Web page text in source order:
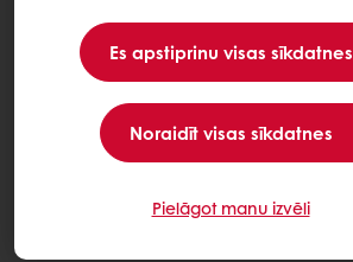
Es apstiprinu visas sīkdatnes
Noraidīt visas sīkdatnes
Pielāgot manu izvēli